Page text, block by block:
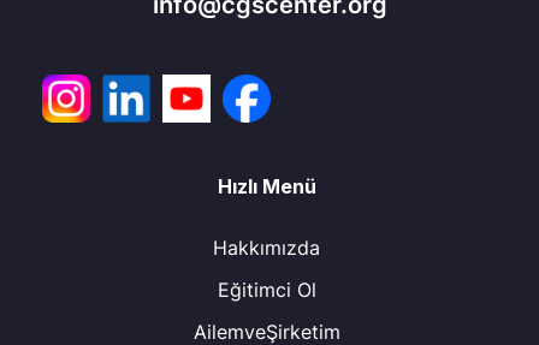
Hızlı Menü
Hakkımızda
Eğitimci Ol
AilemveŞirketim